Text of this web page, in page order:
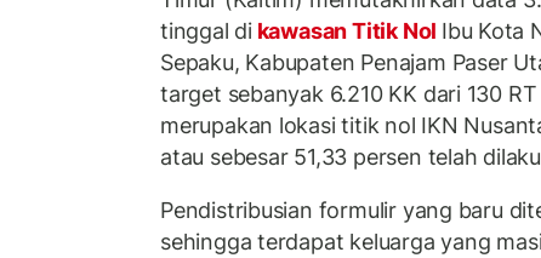
tinggal dikawasan Titik Nol Ibu Kota
Sepaku, Kabupaten Penajam Paser
target sebanyak 6.210 KK dari 130
merupakan lokasi titik nol IKN
atau sebesar 51,33 persen telah
Pendistribusian formulir yang baru
sehingga terdapat keluarga yang